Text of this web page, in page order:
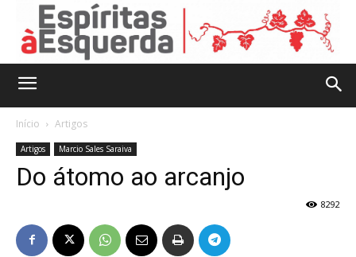
Início Artigos
Artigos Marcio Sales Saraiva
Do átomo ao arcanjo
8292